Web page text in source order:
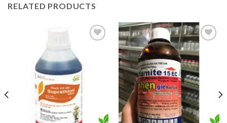
RELATED PRODUCTS
Add to
wishlist